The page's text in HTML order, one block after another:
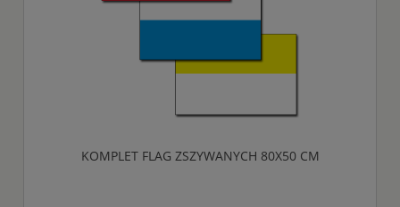
KOMPLET FLAG ZSZYWANYCH 80X50 CM